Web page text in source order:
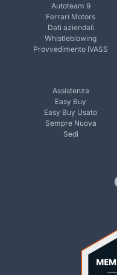
Autoteam 9
Ferrari Motors
Dati aziendali
Whistleblowing
Provvedimento IVASS
Assistenza
Easy Buy
Easy Buy Usato
Sempre Nuova
Sedi